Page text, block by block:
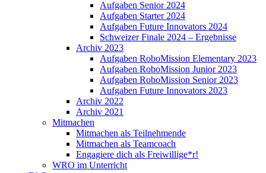
Aufgaben Senior 2024
Aufgaben Starter 2024
Aufgaben Future Innovators 2024
Schweizer Finale 2024 – Ergebnisse
Archiv 2023
Aufgaben RoboMission Elementary 2023
Aufgaben RoboMission Junior 2023
Aufgaben RoboMission Senior 2023
Aufgaben Future Innovators 2023
Archiv 2022
Archiv 2021
Mitmachen
Mitmachen als Teilnehmende
Mitmachen als Teamcoach
Engagiere dich als Freiwillige*r!
WRO im Unterricht